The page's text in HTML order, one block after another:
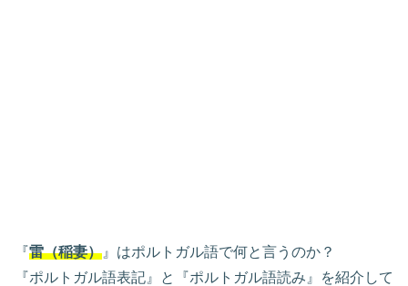
『雷（稲妻） 』はポルトガル語で何と言うのか？
『ポルトガル語表記』と『ポルトガル語読み』を紹介して